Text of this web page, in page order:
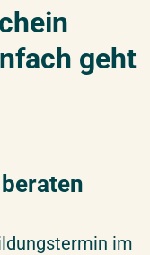
geht
im